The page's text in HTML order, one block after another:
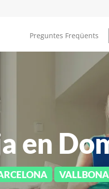
Preguntes Freqüents
en
VALLBONA